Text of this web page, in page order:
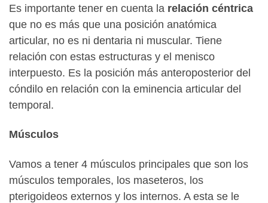
Es importante tener en cuenta la relación céntrica
que no es más que una posición anatómica
articular, no es ni dentaria ni muscular. Tiene
relación con estas estructuras y el menisco
interpuesto. Es la posición más anteroposterior del
cóndilo en relación con la eminencia articular del
temporal.
Músculos
Vamos a tener 4 músculos principales que son los
músculos temporales, los maseteros, los
pterigoideos externos y los internos. A esta se le